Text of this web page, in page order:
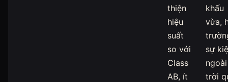
thiện
hiệu
suất
so với
Class
AB, ít
khấu
vừa,
sự
ngoài
trời